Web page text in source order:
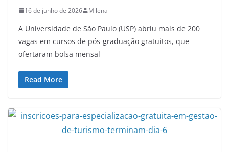
16 de junho de 2026 Milena
A Universidade de São Paulo (USP) abriu mais de 200
vagas em cursos de pós-graduação gratuitos, que
ofertaram bolsa mensal
Read More